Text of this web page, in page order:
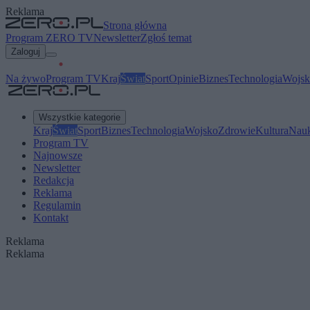
Reklama
Strona główna
Program ZERO TVNewsletterZgłoś temat
Zaloguj
Na żywoProgram TVKrajŚwiatSportOpinieBiznesTechnologia
Wszystkie kategorie
KrajŚwiatSportBiznesTechnologiaWojskoZdrowieKultura
Program TV
Najnowsze
Newsletter
Redakcja
Reklama
Regulamin
Kontakt
Reklama
Reklama